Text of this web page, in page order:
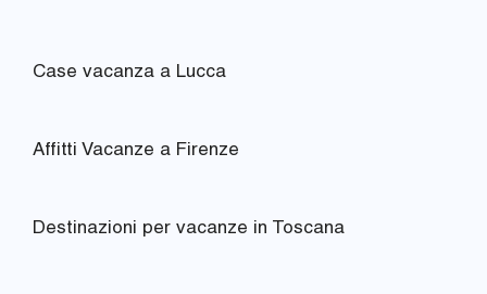
Case vacanza a Lucca
Affitti Vacanze a Firenze
Destinazioni per vacanze in Toscana